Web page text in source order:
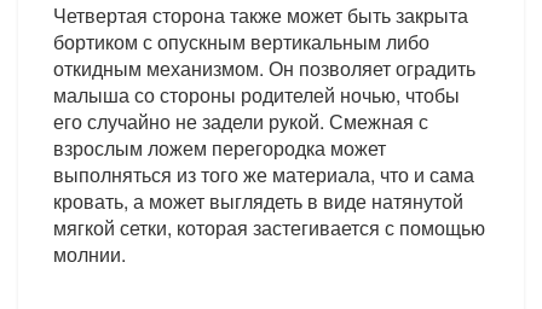
Четвертая сторона также может быть закрыта
бортиком с опускным вертикальным либо
откидным механизмом. Он позволяет оградить
малыша со стороны родителей ночью, чтобы
его случайно не задели рукой. Смежная с
взрослым ложем перегородка может
выполняться из того же материала, что и сама
кровать, а может выглядеть в виде натянутой
мягкой сетки, которая застегивается с помощью
молнии.